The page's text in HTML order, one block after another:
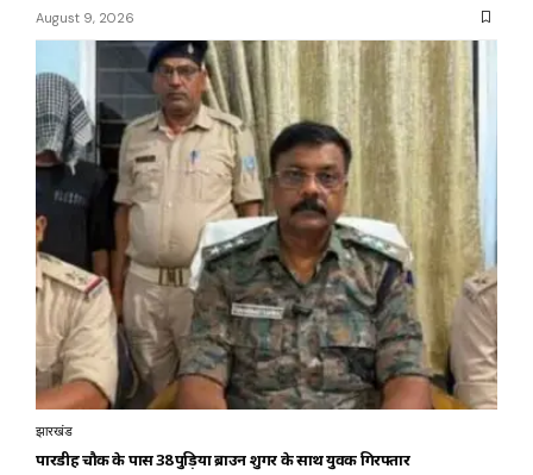
August 9, 2026
झारखंड
पारडीह चौक के पास 38 पुड़िया ब्राउन शुगर के साथ युवक गिरफ्तार